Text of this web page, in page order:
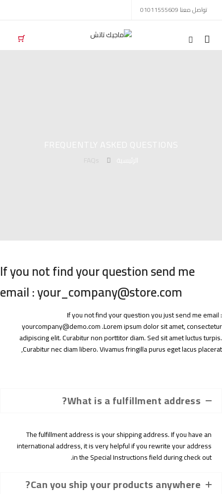
تواصل معنا 01011555609
Mobile
navigation
Skip to content
If you not find your question send me
email : your_company@store.com
If you not find your question you just send me email :
yourcompany@demo.com .Lorem ipsum dolor sit amet, consectetur
adipiscing elit. Curabitur non porttitor diam. Sed sit amet luctus turpis.
Curabitur nec diam libero. Vivamus fringilla purus eget lacus placerat,
What is a fulfillment address?
The fulfillment address is your shipping address. If you have an
international address, it is very helpful if you rewrite your address
in the Special Instructions field during check out.
Can you ship your products anywhere?